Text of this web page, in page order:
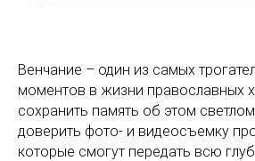
Венчание – один из самых
моментов в жизни православных
сохранить память об этом
доверить фото- и видеосъемку
которые смогут передать всю